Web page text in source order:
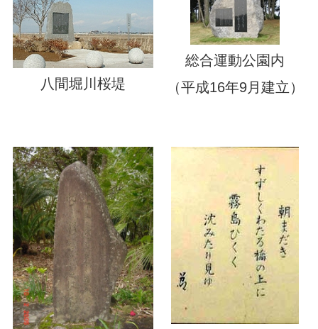
八間堀川桜堤
総合運動公園内
（平成16年9月建立）